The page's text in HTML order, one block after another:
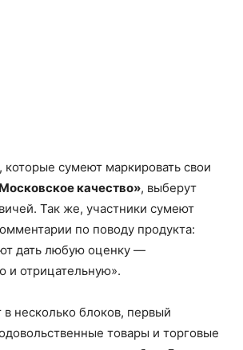
которые сумеют маркировать свои
качество», выберут
Так же, участники сумеют
по поводу продукта:
дать любую оценку —
и отрицательную».
в несколько блоков, первый
товары и торговые